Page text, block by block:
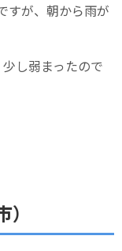
すが、朝から雨が
し弱まったので